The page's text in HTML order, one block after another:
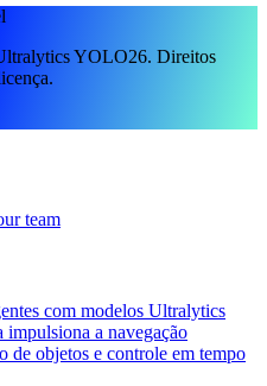
YOLO26. Direitos
com modelos Ultralytics
a navegação
de objetos e controle em tempo